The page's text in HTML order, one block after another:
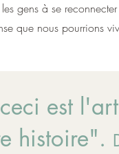
gens à se
que nous pourrions
est
histoire".